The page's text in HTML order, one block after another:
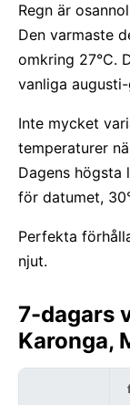
Regn är
Den varmaste
omkring 27°C.
vanliga
Inte mycket
temperaturer
Dagens högsta
för datumet,
Perfekta
njut.
7-dagars
Karonga,